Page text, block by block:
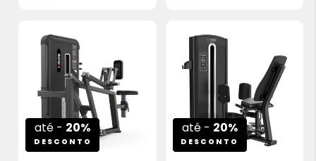
até - 20%
DESCONTO
até - 20%
DESCONTO